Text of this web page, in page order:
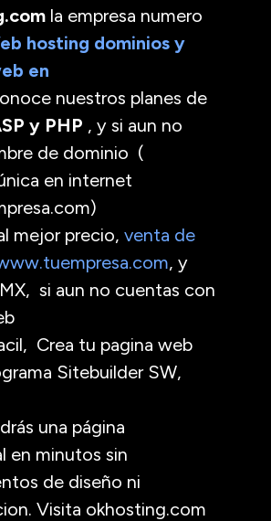
la empresa numero
hosting dominios y
en
nuestros planes de
y PHP , y si aun no
de dominio (
en internet
mejor precio, venta de
, y
si aun no cuentas con
Crea tu pagina web
Sitebuilder SW,
una página
en minutos sin
de diseño ni
Visita okhosting.com